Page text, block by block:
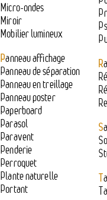
Micro-ondes
Miroir
Mobilier lumineux
Panneau affichage
Panneau de séparation
Panneau en treillage
Panneau poster
Paperboard
Parasol
Paravent
Penderie
Perroquet
Plante naturelle
Portant
R
S
T
Soutient :